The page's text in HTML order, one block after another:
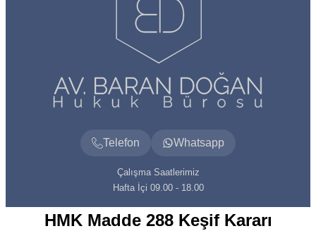
Telefon Whatsapp
Çalışma Saatlerimiz
Hafta İçi 09.00 - 18.00
HMK Madde 288 Keşif Kararı